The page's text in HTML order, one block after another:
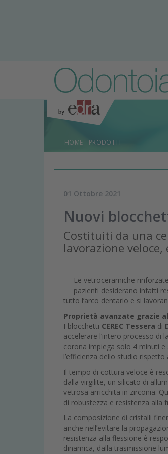
HOME - PRODOTTI
01 Ottobre 2021
Nuovi
Costituiti da una
lavorazione
Le vetroceramiche
pazienti desiderano infatti
tutto l’arco dentario e si
Proprietà avanzate grazie
I blocchetti CEREC Tessera di
accelerare l’intero processo di
corona impiega solo 4 minuti
l’efficienza dello studio
Il tempo di cottura veloce è
dalla virgilite, un silicato di
vetrosa arricchita in zirconia.
di robustezza e resistenza alla
La composizione di cristalli
anche nell’evitare la
resistenza alla flessione è
dinamica, dalla trasmissione